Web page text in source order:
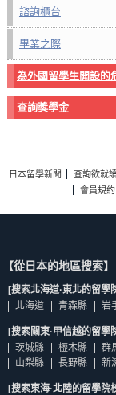
諮詢櫃台
畢業之際
為外國留學生開設的
查詢獎學金
日本留學新聞 查詢欲就
會員規約
【從日本的地區搜索】
[搜索北海道·東北的留學
北海道
青森縣 岩
[搜索關東·甲信越的留學
茨城縣
櫪木縣 群
山梨縣
長野縣 新
[搜索東海·北陸的留學院